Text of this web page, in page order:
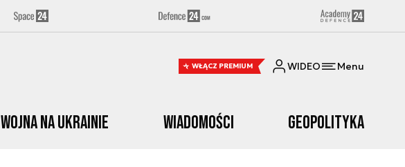
WŁĄCZ PREMIUM WIDEO Menu
Wojna na Ukrainie Wiadomości Geopolityka